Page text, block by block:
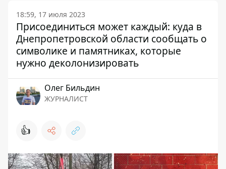
18:59, 17 июля 2023
Присоединиться может каждый: куда в
Днепропетровской области сообщать о
символике и памятниках, которые
нужно деколонизировать
Олег Бильдин
ЖУРНАЛИСТ
👍